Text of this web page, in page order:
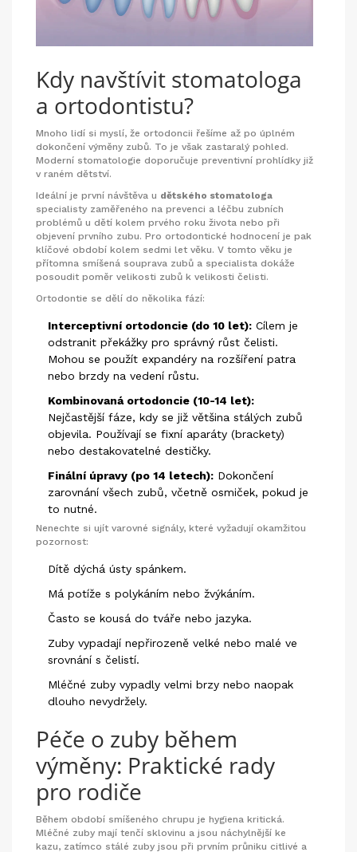
Kdy navštívit stomatologa
a ortodontistu?
Mnoho lidí si myslí, že ortodoncii řešíme až po úplném
dokončení výměny zubů. To je však zastaralý pohled.
Moderní stomatologie doporučuje preventivní prohlídky již
v raném dětství.
Ideální je první návštěva u dětského stomatologa
specialisty zaměřeného na prevenci a léčbu zubních
problémů u dětí kolem prvého roku života nebo při
objevení prvního zubu. Pro ortodontické hodnocení je pak
klíčové období kolem sedmi let věku. V tomto věku je
přítomna smíšená souprava zubů a specialista dokáže
posoudit poměr velikosti zubů k velikosti čelisti.
Ortodontie se dělí do několika fází:
Interceptivní ortodoncie (do 10 let): Cílem je
odstranit překážky pro správný růst čelisti.
Mohou se použít expandéry na rozšíření patra
nebo brzdy na vedení růstu.
Kombinovaná ortodoncie (10-14 let):
Nejčastější fáze, kdy se již většina stálých zubů
objevila. Používají se fixní aparáty (brackety)
nebo destakovatelné destičky.
Finální úpravy (po 14 letech): Dokončení
zarovnání všech zubů, včetně osmiček, pokud je
to nutné.
Nenechte si ujít varovné signály, které vyžadují okamžitou
pozornost:
Dítě dýchá ústy spánkem.
Má potíže s polykáním nebo žvýkáním.
Často se kousá do tváře nebo jazyka.
Zuby vypadají nepřirozeně velké nebo malé ve
srovnání s čelistí.
Mléčné zuby vypadly velmi brzy nebo naopak
dlouho nevydržely.
Péče o zuby během
výměny: Praktické rady
pro rodiče
Během období smíšeného chrupu je hygiena kritická.
Mléčné zuby mají tenčí sklovinu a jsou náchylnější ke
kazu, zatímco stálé zuby jsou při prvním průniku citlivé a